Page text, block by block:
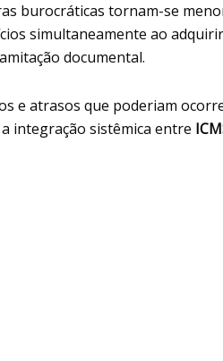
burocráticas tornam-se
simultaneamente ao
documental.
e atrasos que poderiam
integração sistêmica entre